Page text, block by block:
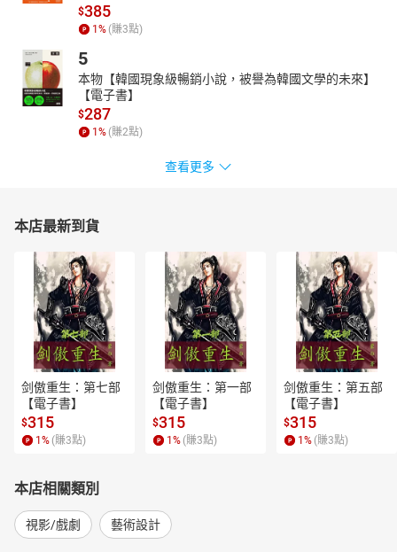
$385
1% (賺3點)
5
本物【韓國現象級暢銷小說，被譽為韓國文學的未來】
【電子書】
$287
1% (賺2點)
查看更多
本店最新到貨
剑傲重生：第七部
【電子書】
$315
1 % (賺3點)
剑傲重生：第一部
【電子書】
$315
1 % (賺3點)
剑傲重生：第五部
【電子書】
$315
1 % (賺3點)
本店相關類別
視影/戲劇 藝術設計